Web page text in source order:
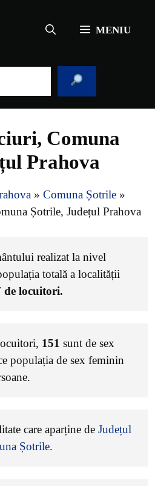
MENIU
Comuna
Prahova
» Comuna Șotrile »
Șotrile, Județul Prahova
realizat la nivel
totală a localității
de locuitori.
151 sunt de sex
populația de sex feminin
care aparține de Județul
Șotrile.